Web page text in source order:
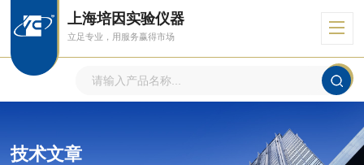
上海培因实验仪器
立足专业，用服务赢得市场
技术文章